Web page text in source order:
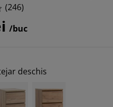
(246)
/buc
deschis